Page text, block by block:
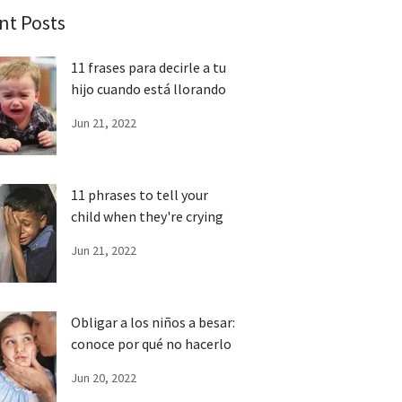
Posts
11 frases para decirle a tu
hijo cuando está llorando
Jun 21, 2022
11 phrases to tell your
child when they're crying
Jun 21, 2022
Obligar a los niños a besar:
conoce por qué no hacerlo
Jun 20, 2022